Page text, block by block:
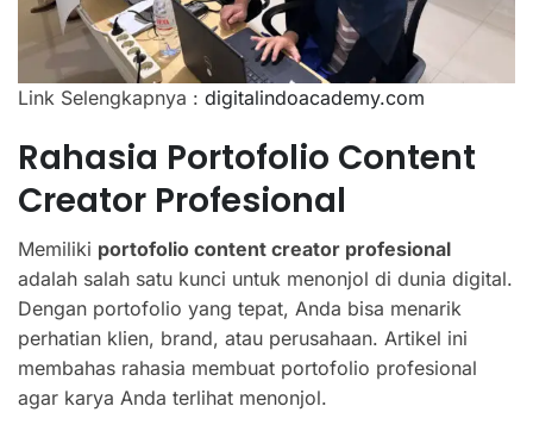
Link Selengkapnya : digitalindoacademy.com
Rahasia Portofolio Content
Creator Profesional
Memiliki portofolio content creator profesional
adalah salah satu kunci untuk menonjol di dunia digital.
Dengan portofolio yang tepat, Anda bisa menarik
perhatian klien, brand, atau perusahaan. Artikel ini
membahas rahasia membuat portofolio profesional
agar karya Anda terlihat menonjol.